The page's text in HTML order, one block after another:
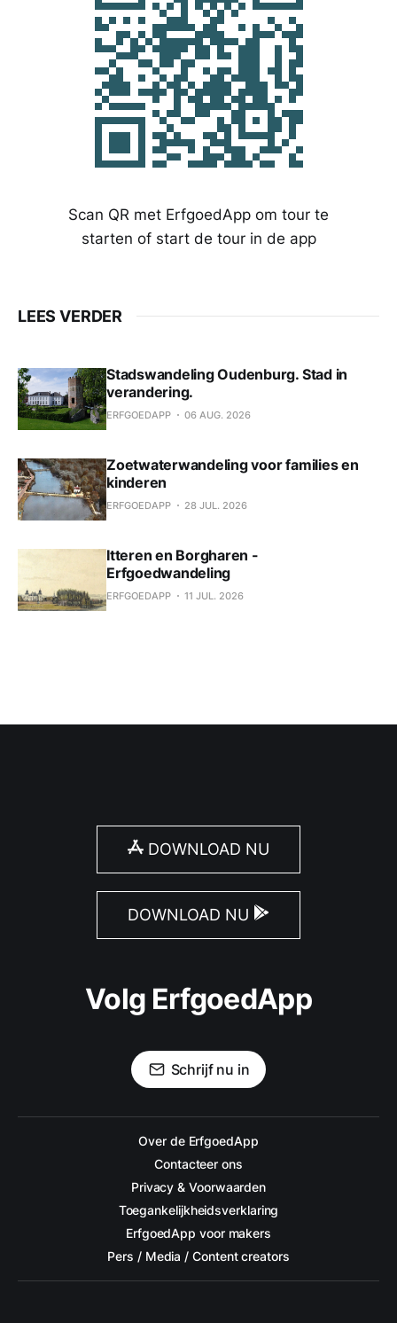
Scan QR met ErfgoedApp om tour te
starten of start de tour in de app
LEES VERDER
Stadswandeling Oudenburg. Stad in
verandering.
ERFGOEDAPP 06 AUG. 2026
Zoetwaterwandeling voor families en
kinderen
ERFGOEDAPP 28 JUL. 2026
Itteren en Borgharen -
Erfgoedwandeling
ERFGOEDAPP 11 JUL. 2026
DOWNLOAD NU
DOWNLOAD NU
Volg ErfgoedApp
Schrijf nu in
Over de ErfgoedApp
Contacteer ons
Privacy & Voorwaarden
Toegankelijkheidsverklaring
ErfgoedApp voor makers
Pers / Media / Content creators